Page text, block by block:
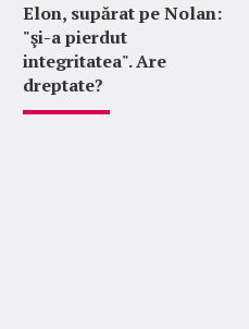
Elon, supărat pe Nolan:
"şi-a pierdut
integritatea". Are
dreptate?